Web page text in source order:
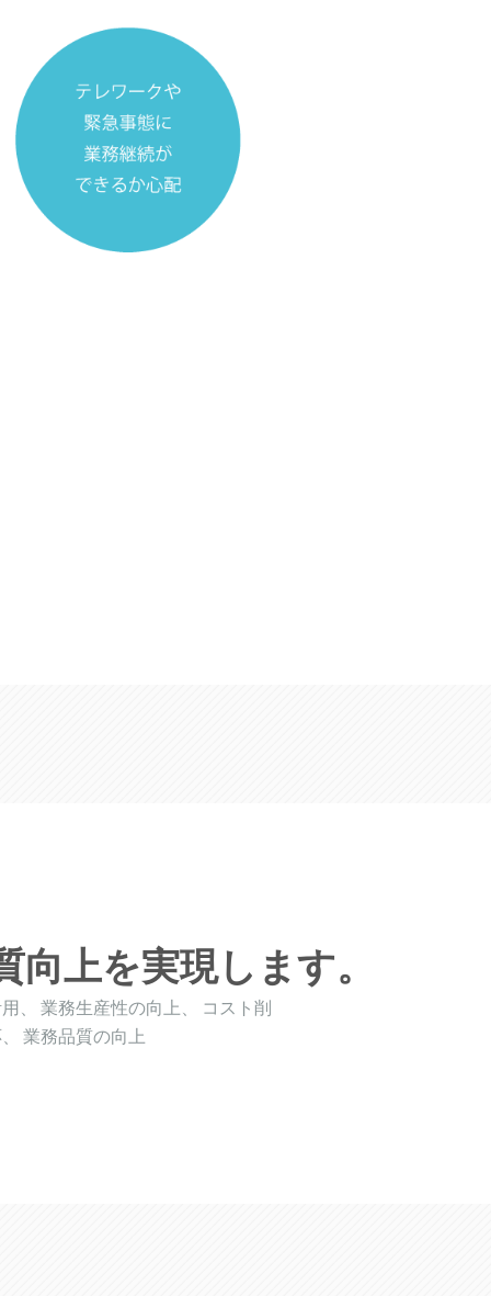
上を実現します。
、 業務生産性の向上、 コスト削
業務品質の向上